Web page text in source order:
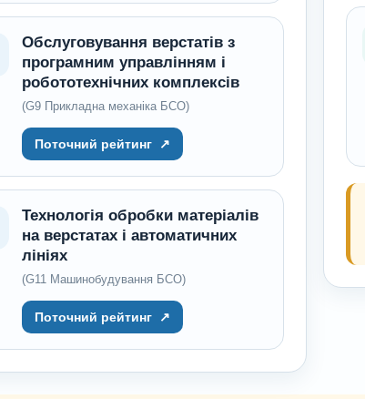
Обслуговування верстатів з
програмним управлінням і
робототехнічних комплексів
(G9 Прикладна механіка БСО)
Поточний рейтинг ↗
Технологія обробки матеріалів
на верстатах і автоматичних
лініях
(G11 Машинобудування БСО)
Поточний рейтинг ↗